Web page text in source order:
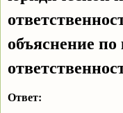
объяснение
Ответ: